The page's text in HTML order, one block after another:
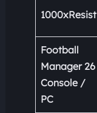
1000xResist
Football
Manager 26
Console /
PC